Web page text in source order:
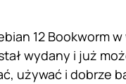
12 Bookworm
wydany i już
używać i dobrze